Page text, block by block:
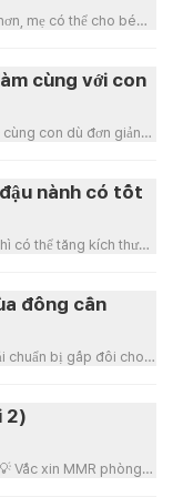
mẹ có thể cho bé
cùng với con
con dù đơn giản
nành có tốt
có thể tăng kích thước
đông cần
chuẩn bị gấp đôi cho
2)
Vắc xin MMR phòng